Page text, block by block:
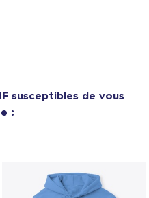
susceptibles de vous
: